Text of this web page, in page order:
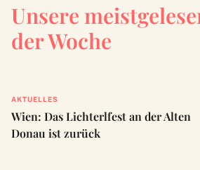
Unsere
der Woche
AKTUELLES
Wien: Das Lichterlfest an der Alten
Donau ist zurück